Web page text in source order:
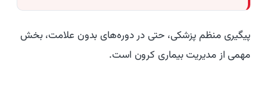
پیگیری منظم پزشکی، حتی در دوره‌های بدون علامت، بخش
مهمی از مدیریت بیماری کرون است.